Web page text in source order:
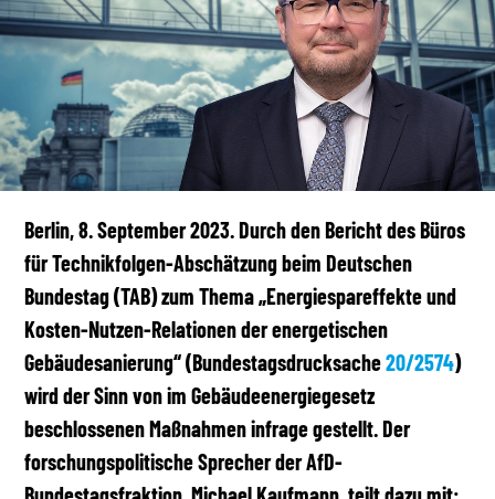
Berlin, 8. September 2023. Durch den Bericht des Büros
für Technikfolgen-Abschätzung beim Deutschen
Bundestag (TAB) zum Thema „Energiespareffekte und
Kosten-Nutzen-Relationen der energetischen
Gebäudesanierung“ (Bundestagsdrucksache20/2574)
wird der Sinn von im Gebäudeenergiegesetz
beschlossenen Maßnahmen infrage gestellt. Der
forschungspolitische Sprecher der AfD-